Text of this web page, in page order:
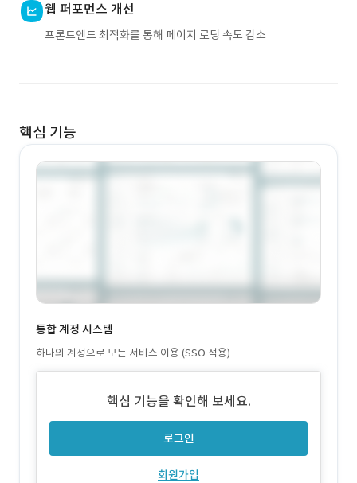
웹 퍼포먼스 개선
프론트엔드 최적화를 통해 페이지 로딩 속도 감소
핵심 기능
통합 계정 시스템
하나의 계정으로 모든 서비스 이용 (SSO 적용)
핵심 기능을 확인해 보세요.
로그인
회원가입